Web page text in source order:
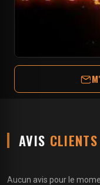
AVIS CLIENTS
Aucun avis pour le